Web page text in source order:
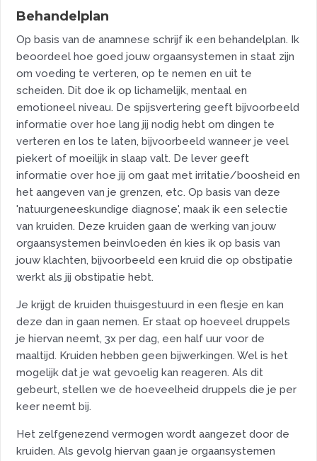
Behandelplan
Op basis van de anamnese schrijf ik een behandelplan. Ik
beoordeel hoe goed jouw orgaansystemen in staat zijn
om voeding te verteren, op te nemen en uit te
scheiden. Dit doe ik op lichamelijk, mentaal en
emotioneel niveau. De spijsvertering geeft bijvoorbeeld
informatie over hoe lang jij nodig hebt om dingen te
verteren en los te laten, bijvoorbeeld wanneer je veel
piekert of moeilijk in slaap valt. De lever geeft
informatie over hoe jij om gaat met irritatie/boosheid en
het aangeven van je grenzen, etc. Op basis van deze
'natuurgeneeskundige diagnose', maak ik een selectie
van kruiden. Deze kruiden gaan de werking van jouw
orgaansystemen beinvloeden én kies ik op basis van
jouw klachten, bijvoorbeeld een kruid die op obstipatie
werkt als jij obstipatie hebt.
Je krijgt de kruiden thuisgestuurd in een flesje en kan
deze dan in gaan nemen. Er staat op hoeveel druppels
je hiervan neemt, 3x per dag, een half uur voor de
maaltijd. Kruiden hebben geen bijwerkingen. Wel is het
mogelijk dat je wat gevoelig kan reageren. Als dit
gebeurt, stellen we de hoeveelheid druppels die je per
keer neemt bij.
Het zelfgenezend vermogen wordt aangezet door de
kruiden. Als gevolg hiervan gaan je orgaansystemen